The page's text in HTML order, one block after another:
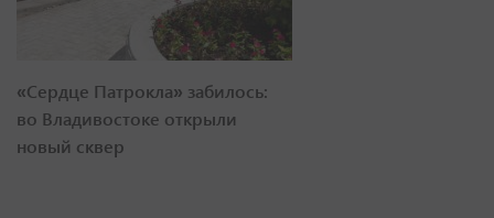
«Сердце Патрокла» забилось:
во Владивостоке открыли
новый сквер